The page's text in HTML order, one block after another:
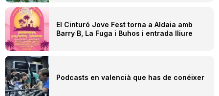
El Cinturó Jove Fest torna a Aldaia amb
Barry B, La Fuga i Buhos i entrada lliure
Podcasts en valencià que has de conéixer